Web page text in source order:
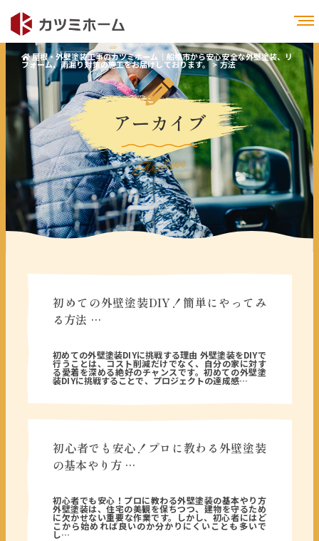
屋根・外壁塗装工事のカツミホーム｜船橋市から安心安全な外壁塗装、リ
フォーム、雨漏り対策の施工をお届けしております。>方法
アーカイブ
Archive
初めての外壁塗装DIY！簡単にやってみ
る方法 …
初めての外壁塗装DIYに挑戦する理由 外壁塗装をDIYで
行うことは、コスト削減だけでなく、自分の家に対す
る愛着を深める絶好のチャンスです。初めての外壁塗
装DIYに挑戦することで、プロジェクトの達成感…
初心者でも安心！プロに教わる外壁塗装
の基本やり方 …
初心者でも安心！プロに教わる外壁塗装の基本やり方
外壁塗装は、住宅の美観を保ちつつ、建物を守るため
に欠かせない重要な作業です。しかし、初心者にはど
こから始めれば良いのか分かりにくいことも多いで
し…